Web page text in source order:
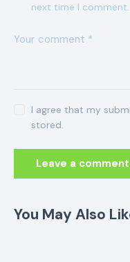
next time I comment.
I agree that my
stored.
You May Also